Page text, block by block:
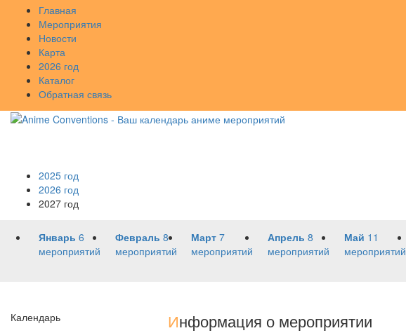
Главная
Мероприятия
Новости
Карта
2026 год
Каталог
Обратная связь
2025 год
2026 год
2027 год
Январь 6
мероприятий
Февраль 8
мероприятий
Март 7
мероприятий
Апрель 8
мероприятий
Май 11
мероприятий
Календарь
Информация о мероприятии